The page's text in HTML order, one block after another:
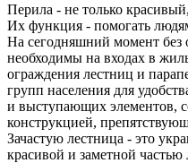
Перила - не только
Их функция - помогать
На сегодняшний момент без
необходимы на входах в
ограждения лестниц и
групп населения для
и выступающих элементов,
конструкцией,
Зачастую лестница - это
красивой и заметной